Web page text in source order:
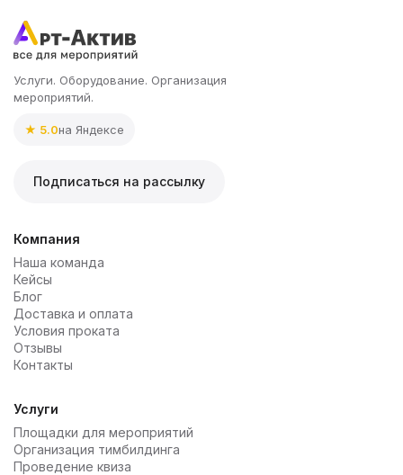
Услуги. Оборудование. Организация
мероприятий.
★ 5.0на Яндексе
Подписаться на рассылку
Компания
Наша команда
Кейсы
Блог
Доставка и оплата
Условия проката
Отзывы
Контакты
Услуги
Площадки для мероприятий
Организация тимбилдинга
Проведение квиза